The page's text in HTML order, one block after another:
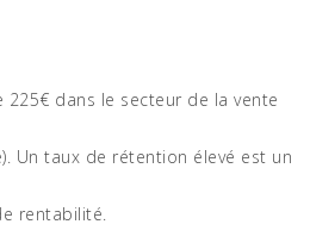
dans le secteur de la vente
Un taux de rétention élevé est un
rentabilité.